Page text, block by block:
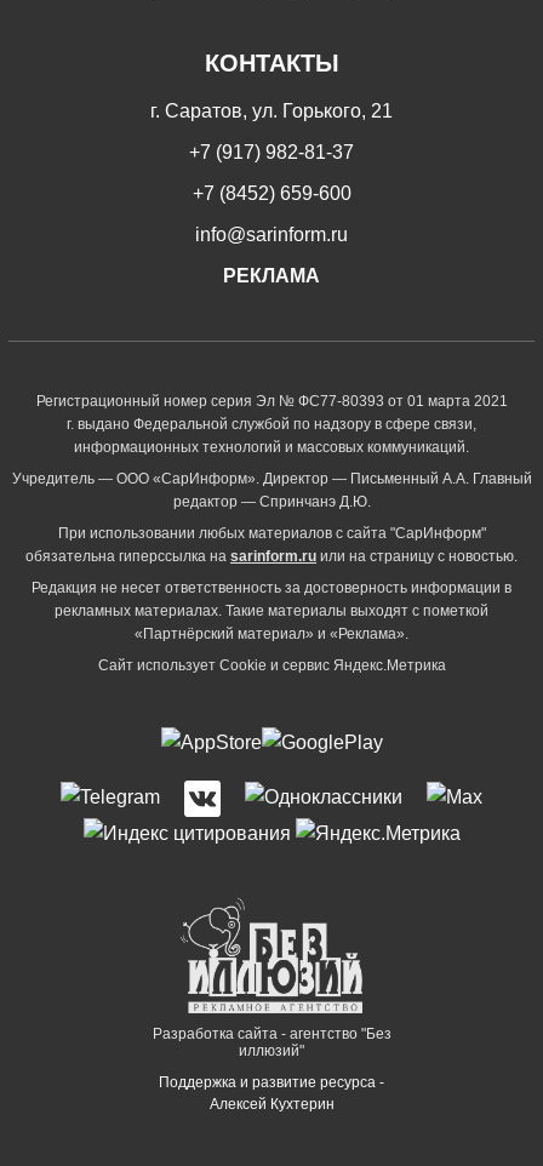
КОНТАКТЫ
г. Саратов, ул. Горького, 21
+7 (917) 982-81-37
+7 (8452) 659-600
info@sarinform.ru
РЕКЛАМА
Регистрационный номер серия Эл № ФС77-80393 от 01 марта 2021
г. выдано Федеральной службой по надзору в сфере связи,
информационных технологий и массовых коммуникаций.
Учредитель — ООО «СарИнформ». Директор — Письменный А.А. Главный
редактор — Спринчанэ Д.Ю.
При использовании любых материалов с сайта "СарИнформ"
обязательна гиперссылка на sarinform.ru или на страницу с новостью.
Редакция не несет ответственность за достоверность информации в
рекламных материалах. Такие материалы выходят с пометкой
«Партнёрский материал» и «Реклама».
Сайт использует Cookie и сервиc Яндекс.Метрика
Разработка сайта - агентство "Без
иллюзий"
Поддержка и развитие ресурса -
Алексей Кухтерин